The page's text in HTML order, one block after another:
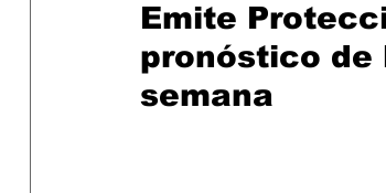
Emite
pronóstico de
semana